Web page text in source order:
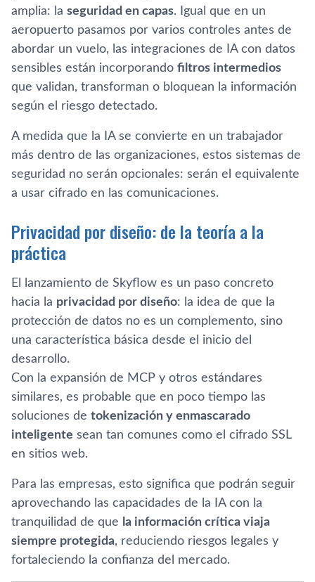
amplia: la seguridad en capas. Igual que en un
aeropuerto pasamos por varios controles antes de
abordar un vuelo, las integraciones de IA con datos
sensibles están incorporando filtros intermedios
que validan, transforman o bloquean la información
según el riesgo detectado.
A medida que la IA se convierte en un trabajador
más dentro de las organizaciones, estos sistemas de
seguridad no serán opcionales: serán el equivalente
a usar cifrado en las comunicaciones.
Privacidad por diseño: de la teoría a la
práctica
El lanzamiento de Skyflow es un paso concreto
hacia la privacidad por diseño: la idea de que la
protección de datos no es un complemento, sino
una característica básica desde el inicio del
desarrollo.
Con la expansión de MCP y otros estándares
similares, es probable que en poco tiempo las
soluciones de tokenización y enmascarado
inteligente sean tan comunes como el cifrado SSL
en sitios web.
Para las empresas, esto significa que podrán seguir
aprovechando las capacidades de la IA con la
tranquilidad de que la información crítica viaja
siempre protegida, reduciendo riesgos legales y
fortaleciendo la confianza del mercado.